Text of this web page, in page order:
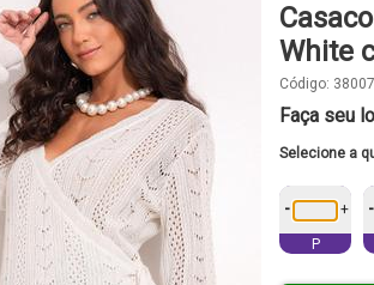
White
Código:
Faça seu
Selecione a
- +
P
-